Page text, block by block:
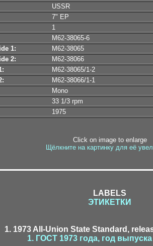
USSR
7" EP
1
М62-38065-6
1:
М62-38065
2:
М62-38066
М62-38065/1-2
М62-38066/1-1
Mono
33 1/3 rpm
1975
Click on image to enlarge
Щёлкните на картинку для её
LABELS
ЭТИКЕТКИ
1. 1973 All-Union State Standard,
1. ГОСТ 1973 года, год выпуска